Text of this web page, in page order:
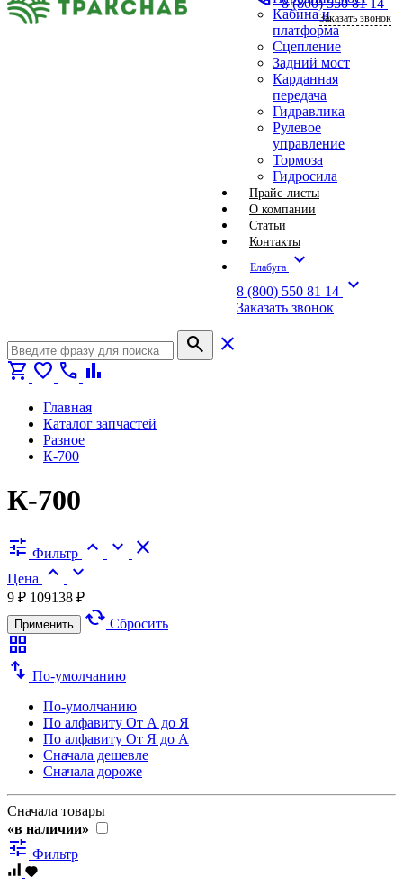
Кабина и
платформа
Сцепление
Задний мост
Карданная
передача
Гидравлика
Рулевое
управление
Тормоза
Гидросила
Прайс-листы
О компании
Статьи
Контакты
Елабуга expand_more
8 (800) 550 81 14 expand_more
Заказать звонок
Заказать звонок
search
close
shopping_cart favorite call bar_chart
Главная
Каталог запчастей
Разное
К-700
К-700
tune Фильтр expand_less expand_more close
Цена expand_less expand_more
9 ₽ 109138 ₽
Применить cached Сбросить
grid_view
swap_vert По-умолчанию
По-умолчанию
По алфавиту От А до Я
По алфавиту От Я до А
Сначала дешевле
Сначала дороже
Сначала товары
«в наличии»
tune Фильтр